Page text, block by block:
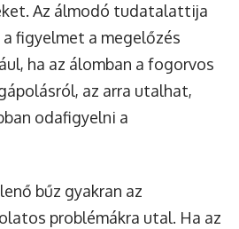
Az álmodó tudatalattija
figyelmet a megelőzés
ha az álomban a fogorvos
az arra utalhat,
odafigyelni a
bűz gyakran az
problémákra utal. Ha az